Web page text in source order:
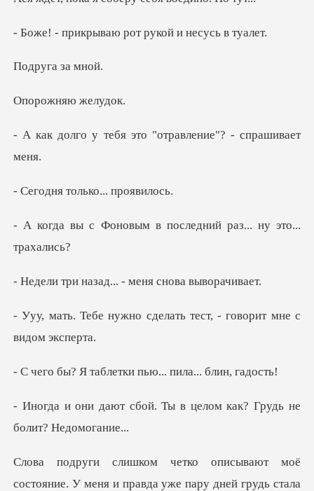
ваю рот рукой и
га за
няю же
я это "отравление"?
только...
ым в последний раз..
ад... - меня сно
сделать тест, - говори
блетки пью... пил
. Ты в целом как? Грудь
пару дней грудь стала